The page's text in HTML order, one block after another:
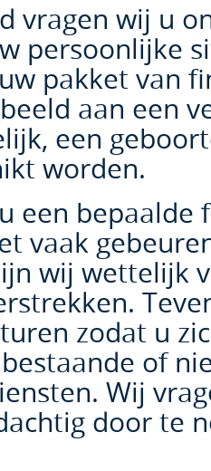
vragen wij u
persoonlijke
pakket van
aan een
een
worden.
een bepaalde
vaak
wij wettelijk
zodat u
of
Wij
door te